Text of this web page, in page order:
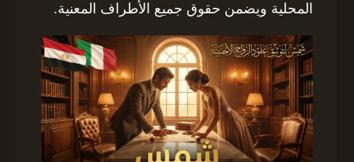
المحلية ويضمن حقوق جميع الأطراف المعنية.